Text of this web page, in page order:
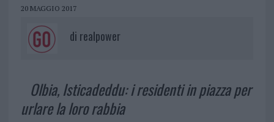
20 MAGGIO 2017
di realpower
Olbia, Isticadeddu: i residenti in piazza per
urlare la loro rabbia